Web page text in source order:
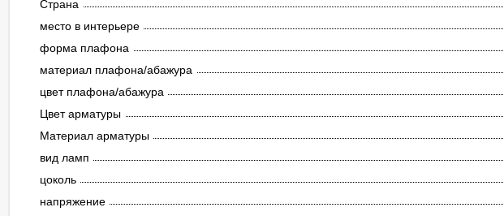
Страна
место в интерьере
форма плафона
материал плафона/абажура
цвет плафона/абажура
Цвет арматуры
Материал арматуры
вид ламп
цоколь
напряжение